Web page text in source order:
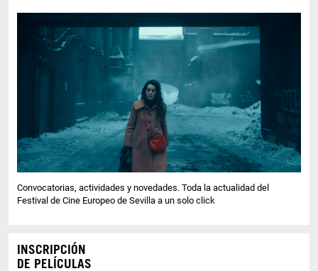
Convocatorias, actividades y novedades. Toda la actualidad del
Festival de Cine Europeo de Sevilla a un solo click
INSCRIPCIÓN
DE PELÍCULAS